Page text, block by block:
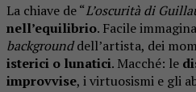
La chiave de “L’oscurità di
nell’equilibrio. Facile
backgrounddell’artista, dei
isterici o lunatici. Macché: le
improvvise, i virtuosismi e gli